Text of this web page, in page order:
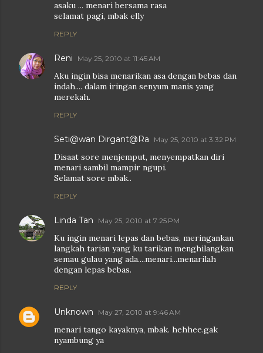
asaku ... menari bersama rasa
selamat pagi, mbak elly
REPLY
Reni May 25, 2010 at 11:45 AM
Aku ingin bisa menarikan asa dengan bebas dan
indah.... dalam iringan senyum manis yang
merekah.
REPLY
Seti@wan Dirgant@Ra May 25, 2010 at 3:32 PM
Disaat sore menjemput, menyempatkan diri
menari sambil mampir ngupi.
Selamat sore mbak..
REPLY
Linda Tan May 25, 2010 at 7:25 PM
Ku ingin menari lepas dan bebas, meringankan
langkah tarian yang ku tarikan menghilangkan
semau gulau yang ada....menari...menarilah
dengan lepas bebas.
REPLY
Unknown May 27, 2010 at 9:46 AM
menari tango kayaknya, mbak. hehhee.gak
nyambung ya